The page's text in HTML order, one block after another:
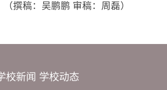
（撰稿：吴鹏鹏 审稿：周磊）
校新闻 学校动态